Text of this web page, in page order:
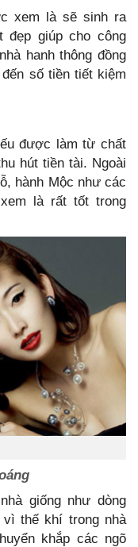
xem là sẽ sinh ra
đẹp giúp cho công
hanh thông đồng
số tiền tiết kiệm
được làm từ chất
hút tiền tài. Ngoài
hành Mộc như các
là rất tốt trong
giống như dòng
thế khí trong nhà
khắp các ngõ